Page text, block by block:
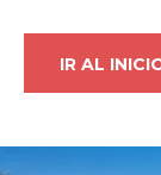
IR AL